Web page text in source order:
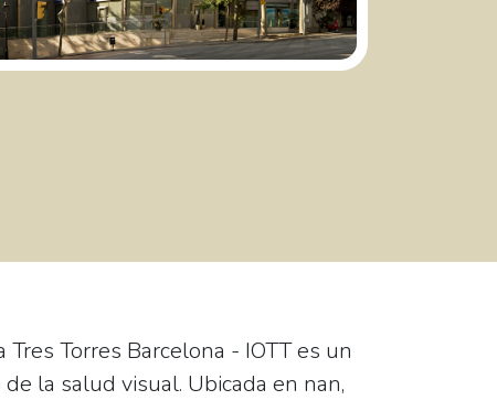
Torres Barcelona - IOTTes un
la salud visual. Ubicada en nan,